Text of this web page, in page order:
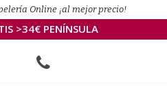
Online ¡al mejor precio!
>34€ PENÍNSULA